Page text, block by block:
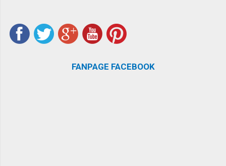
FANPAGE FACEBOOK